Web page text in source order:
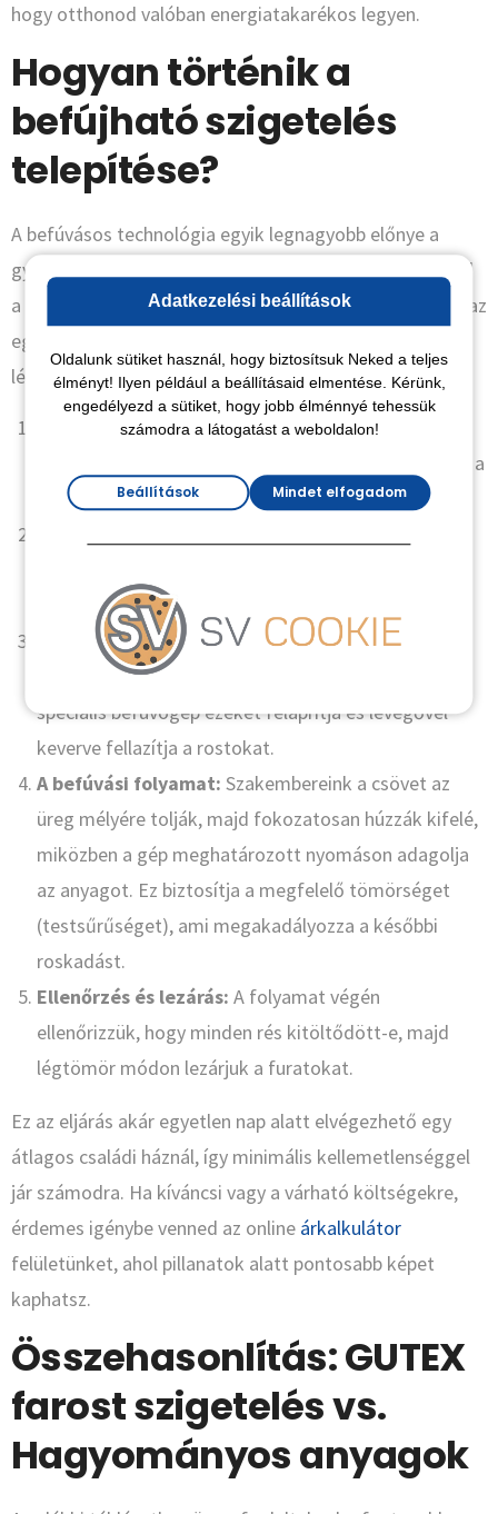
hogy otthonod valóban energiatakarékos legyen.
Hogyan történik a
befújható szigetelés
telepítése?
A befúvásos technológia egyik legnagyobb előnye a
gyorsaság és a tisztaság. Nem kell hetekig kerülgetned
a szigetelőanyag-bálákat az udvaron, és nincs szükség az
egész tető megbontására sem. Nézzük meg lépésről
lépésre, hogyan zajlik a folyamat nálunk!
Helyszíni felmérés és előkészítés:Első lépésben
megvizsgáljuk a szigetelendő üregeket, ellenőrizzük a
fóliázást és a szerkezet épségét.
amelyeken keresztül a cső bevezethető.
Gép beállítása és alapanyag előkészítése:
GUTEX farost szigetelés
speciális befúvógép ezeket felaprítja és levegővel
keverve fellazítja a rostokat.
A befúvási folyamat: Szakembereink a csövet az
üreg mélyére tolják, majd fokozatosan húzzák kifelé,
miközben a gép meghatározott nyomáson adagolja
az anyagot. Ez biztosítja a megfelelő tömörséget
(testsűrűséget), ami megakadályozza a későbbi
roskadást.
Ellenőrzés és lezárás: A folyamat végén
ellenőrizzük, hogy minden rés kitöltődött-e, majd
légtömör módon lezárjuk a furatokat.
Ez az eljárás akár egyetlen nap alatt elvégezhető egy
átlagos családi háznál, így minimális kellemetlenséggel
jár számodra. Ha kíváncsi vagy a várható költségekre,
érdemes igénybe venned az online árkalkulátor
felületünket, ahol pillanatok alatt pontosabb képet
kaphatsz.
Összehasonlítás: GUTEX
farost szigetelés vs.
Hagyományos anyagok
Adatkezelési beállítások
Oldalunk sütiket használ, hogy biztosítsuk Neked a teljes
élményt! Ilyen például a beállításaid elmentése. Kérünk,
engedélyezd a sütiket, hogy jobb élménnyé tehessük
számodra a látogatást a weboldalon!
Beállítások Mindet elfogadom